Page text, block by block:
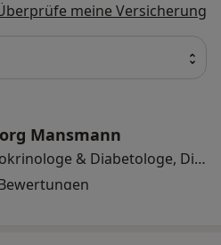
meine Versicherung
Mansmann
Internist, Endokrinologe & Diabetologe, Diabetologe